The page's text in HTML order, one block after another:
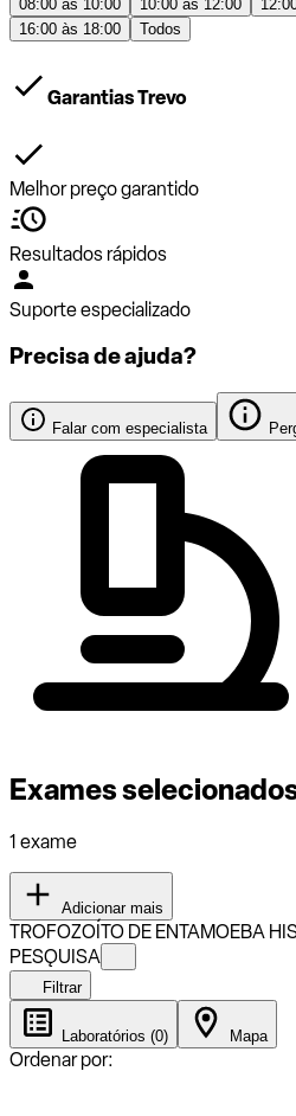
08:00 às 10:00 10:00 às 12:00
16:00 às 18:00
Todos
Garantias Trevo
Melhor preço garantido
Resultados rápidos
Suporte especializado
Precisa de ajuda?
Falar com especialista
Exames
1 exame
Adicionar mais
TROFOZOÍTO DE ENTAMOEBA
PESǪUISA
Filtrar
Laboratórios (0) Mapa
Ordenar por: